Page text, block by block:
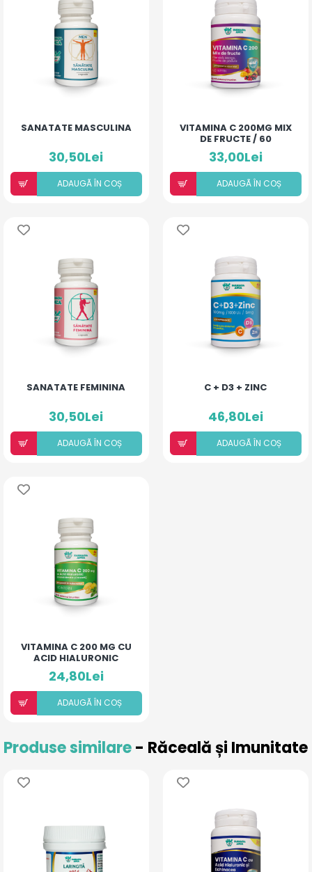
SANATATE MASCULINA
30,50Lei
ADAUGÃ ÎN COȘ
VITAMINA C 200MG MIX
DE FRUCTE / 60
COMPRIMATE
33,00Lei
ADAUGÃ ÎN COȘ
SANATATE FEMININA
30,50Lei
ADAUGÃ ÎN COȘ
C + D3 + ZINC
46,80Lei
ADAUGÃ ÎN COȘ
VITAMINA C 200 MG CU
ACID HIALURONIC
(AROMĂ LĂMÂIE ȘI
MENTĂ)
24,80Lei
ADAUGÃ ÎN COȘ
Produse similare- Răceală și Imunitate